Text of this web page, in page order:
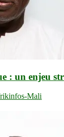
: un enjeu
Mali